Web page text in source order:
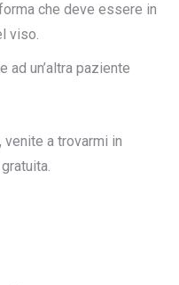
che deve essere in
viso.
un’altra paziente
venite a trovarmi in